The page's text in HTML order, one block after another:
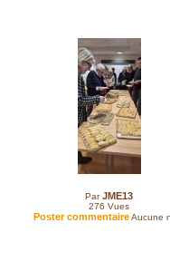
ParJME13
276 Vues
Poster commentaireAucune